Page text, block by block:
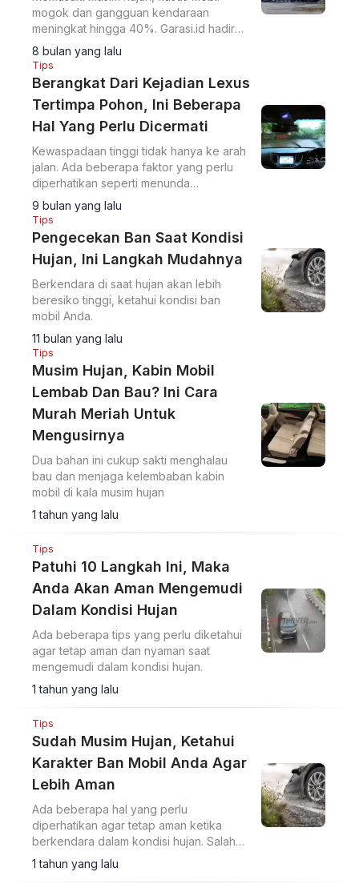
mogok dan gangguan kendaraan
meningkat hingga 40%. Garasi.id hadir
dengan layanan asisten darurat untuk
membantu pengemudi.
8 bulan yang lalu
Tips
Berangkat Dari Kejadian Lexus
Tertimpa Pohon, Ini Beberapa
Hal Yang Perlu Dicermati
Kewaspadaan tinggi tidak hanya ke arah
jalan. Ada beberapa faktor yang perlu
diperhatikan seperti menunda
perjalanan.
9 bulan yang lalu
Tips
Pengecekan Ban Saat Kondisi
Hujan, Ini Langkah Mudahnya
Berkendara di saat hujan akan lebih
beresiko tinggi, ketahui kondisi ban
mobil Anda.
11 bulan yang lalu
Tips
Musim Hujan, Kabin Mobil
Lembab Dan Bau? Ini Cara
Murah Meriah Untuk
Mengusirnya
Dua bahan ini cukup sakti menghalau
bau dan menjaga kelembaban kabin
mobil di kala musim hujan
1 tahun yang lalu
Tips
Patuhi 10 Langkah Ini, Maka
Anda Akan Aman Mengemudi
Dalam Kondisi Hujan
Ada beberapa tips yang perlu diketahui
agar tetap aman dan nyaman saat
mengemudi dalam kondisi hujan.
1 tahun yang lalu
Tips
Sudah Musim Hujan, Ketahui
Karakter Ban Mobil Anda Agar
Lebih Aman
Ada beberapa hal yang perlu
diperhatikan agar tetap aman ketika
berkendara dalam kondisi hujan. Salah
satunya soal ban.
1 tahun yang lalu